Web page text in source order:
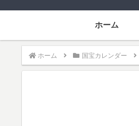
ホーム
ホーム 国宝カレンダー